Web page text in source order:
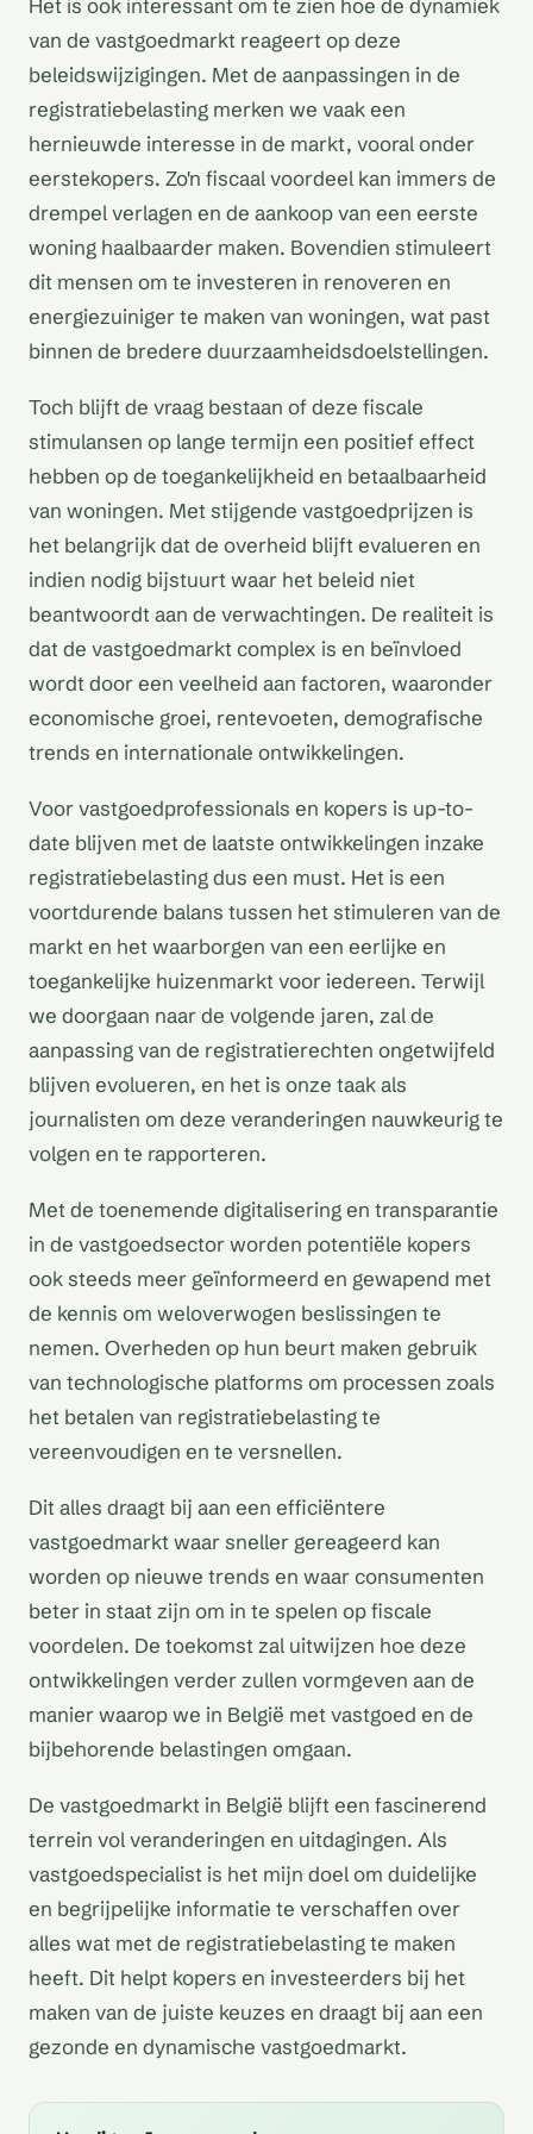
Het is ook interessant om te zien hoe de dynamiek
van de vastgoedmarkt reageert op deze
beleidswijzigingen. Met de aanpassingen in de
registratiebelasting merken we vaak een
hernieuwde interesse in de markt, vooral onder
eerstekopers. Zo'n fiscaal voordeel kan immers de
drempel verlagen en de aankoop van een eerste
woning haalbaarder maken. Bovendien stimuleert
dit mensen om te investeren in renoveren en
energiezuiniger te maken van woningen, wat past
binnen de bredere duurzaamheidsdoelstellingen.
Toch blijft de vraag bestaan of deze fiscale
stimulansen op lange termijn een positief effect
hebben op de toegankelijkheid en betaalbaarheid
van woningen. Met stijgende vastgoedprijzen is
het belangrijk dat de overheid blijft evalueren en
indien nodig bijstuurt waar het beleid niet
beantwoordt aan de verwachtingen. De realiteit is
dat de vastgoedmarkt complex is en beïnvloed
wordt door een veelheid aan factoren, waaronder
economische groei, rentevoeten, demografische
trends en internationale ontwikkelingen.
Voor vastgoedprofessionals en kopers is up-to-
date blijven met de laatste ontwikkelingen inzake
registratiebelasting dus een must. Het is een
voortdurende balans tussen het stimuleren van de
markt en het waarborgen van een eerlijke en
toegankelijke huizenmarkt voor iedereen. Terwijl
we doorgaan naar de volgende jaren, zal de
aanpassing van de registratierechten ongetwijfeld
blijven evolueren, en het is onze taak als
journalisten om deze veranderingen nauwkeurig te
volgen en te rapporteren.
Met de toenemende digitalisering en transparantie
in de vastgoedsector worden potentiële kopers
ook steeds meer geïnformeerd en gewapend met
de kennis om weloverwogen beslissingen te
nemen. Overheden op hun beurt maken gebruik
van technologische platforms om processen zoals
het betalen van registratiebelasting te
vereenvoudigen en te versnellen.
Dit alles draagt bij aan een efficiëntere
vastgoedmarkt waar sneller gereageerd kan
worden op nieuwe trends en waar consumenten
beter in staat zijn om in te spelen op fiscale
voordelen. De toekomst zal uitwijzen hoe deze
ontwikkelingen verder zullen vormgeven aan de
manier waarop we in België met vastgoed en de
bijbehorende belastingen omgaan.
De vastgoedmarkt in België blijft een fascinerend
terrein vol veranderingen en uitdagingen. Als
vastgoedspecialist is het mijn doel om duidelijke
en begrijpelijke informatie te verschaffen over
alles wat met de registratiebelasting te maken
heeft. Dit helpt kopers en investeerders bij het
maken van de juiste keuzes en draagt bij aan een
gezonde en dynamische vastgoedmarkt.